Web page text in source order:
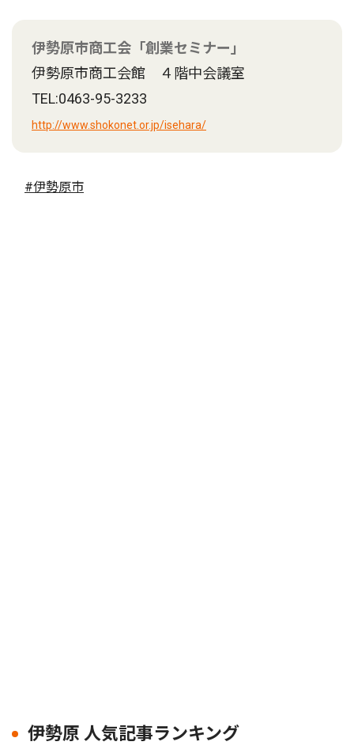
伊勢原市商工会「創業セミナー」
伊勢原市商工会館 ４階中会議室
TEL:0463-95-3233
http://www.shokonet.or.jp/isehara/
#伊勢原市
伊勢原 人気記事ランキング